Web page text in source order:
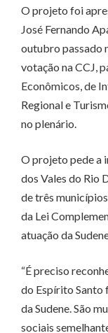
O projeto foi
José Fernando
outubro passado
votação na CCJ,
Econômicos, de
Regional e
no plenário.
O projeto pede a
dos Vales do Rio
de três
da Lei
atuação da
“É preciso
do Espírito Santo
da Sudene. São
sociais